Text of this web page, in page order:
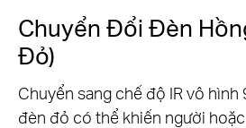
Chuyển Đổi Đèn
Đỏ)
Chuyển sang chế độ IR vô
đèn đỏ có thể khiến người